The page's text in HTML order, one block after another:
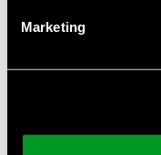
Marketing
Smart Products